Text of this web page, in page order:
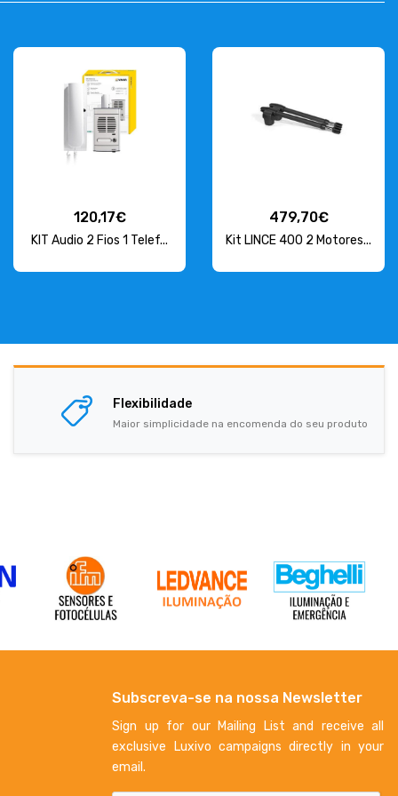
120,17€
KIT Audio 2 Fios 1 Telef...
479,70€
Kit LINCE 400 2 Motores...
Flexibilidade
Maior simplicidade na encomenda do seu produto
Subscreva-se na nossa Newsletter
Sign up for our Mailing List and receive all
exclusive Luxivo campaigns directly in your
email.